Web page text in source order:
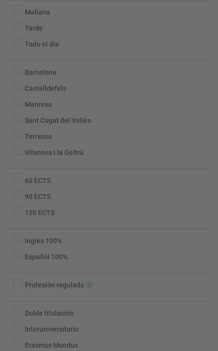
Horarios/turnos
Mañana
Tarde
Todo el día
Localidad
Barcelona
Castelldefels
Manresa
Sant Cugat del Vallès
Terrassa
Vilanova i la Geltrú
60 ECTS
90 ECTS
120 ECTS
Idioma
Inglés 100%
Español 100%
Profesión
Profesión regulada
Interuniversitario
Doble titulación
Interuniversitario
Erasmus Mundus